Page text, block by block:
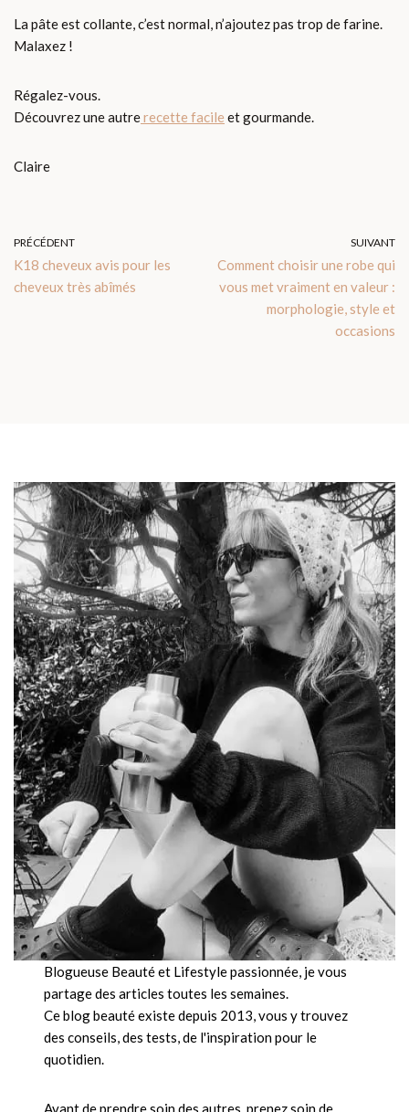
La pâte est collante, c’est normal, n’ajoutez pas trop de farine.
Malaxez !
Régalez-vous.
Découvrez une autrerecette facile et gourmande.
Claire
PRÉCÉDENT
K18 cheveux avis pour les
cheveux très abîmés
SUIVANT
Comment choisir une robe qui
vous met vraiment en valeur :
morphologie, style et
occasions
Blogueuse Beauté et Lifestyle passionnée, je vous
partage des articles toutes les semaines.
Ce blog beauté existe depuis 2013, vous y trouvez
des conseils, des tests, de l'inspiration pour le
quotidien.
Avant de prendre soin des autres, prenez soin de